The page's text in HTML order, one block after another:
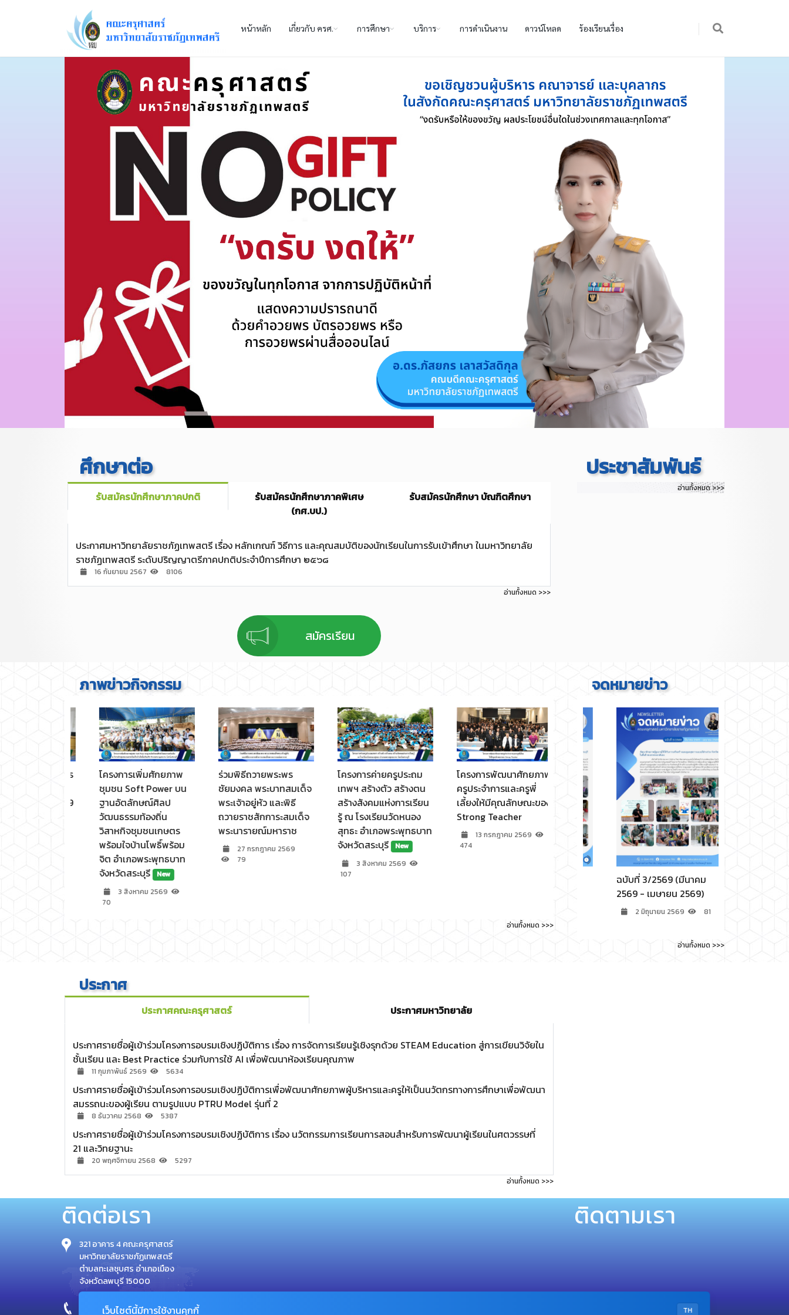
หน้าหลัก เกี่ยวกับ ครศ. การศึกษา บริการ การดำเนินงาน ดาวน์โหลด ร้องเรียนเรื่อง
ศึกษาต่อ
รับสมัครนักศึกษาภาคปกติ
รับสมัครนักศึกษาภาคพิเศษ
(กศ.บป.)
รับสมัครนักศึกษา บัณฑิตศึกษา
ประกาศมหาวิทยาลัยราชภัฏเทพสตรี เรื่อง หลักเกณฑ์ วิธีการ และคุณสมบัติของนักเรียนในการรับเข้าศึกษา ในมหาวิทยาลัย
ราชภัฏเทพสตรี ระดับปริญญาตรีภาคปกติประจำปีการศึกษา ๒๕๖๘
16 กันยายน 2567
8106
อ่านทั้งหมด >>>
สมัครเรียน
ประชาสัมพันธ์
อ่านทั้งหมด >>>
ภาพข่าวกิจกรรม
โครงการเพิ่มศักยภาพ
ชุมชน Soft Power บน
ฐานอัตลักษณ์ศิลป
วัฒนธรรมท้องถิ่น
วิสาหกิจชุมชนเกษตร
พร้อมใจบ้านโพธิ์พร้อม
จิต อำเภอพระพุทธบาท
จังหวัดสระบุรี New
3 สิงหาคม 2569
ร่วมพิธีถวายพระพร
ชัยมงคล พระบาทสมเด็จ
พระเจ้าอยู่หัว และพิธี
ถวายราชสักการะสมเด็จ
พระนารายณ์มหาราช
27 กรกฎาคม 2569
79
โครงการค่ายครูประถม
เทพฯ สร้างตัว สร้างตน
สร้างสังคมแห่งการเรียน
รู้ ณ โรงเรียนวัดหนอง
สุทธะ อำเภอพระพุทธบาท
จังหวัดสระบุรี
New
3 สิงหาคม 2569
โครงการพัฒนาศักยภาพ
ครูประจำการและครูพี่
เลี้ยงให้มีคุณลักษณะของ
Strong Teacher
13 กรกฎาคม 2569
การประชุมคณะกรรมการ
ประจำคณะครุศาสตร์ ครั้ง
ที่ 7/2569
11 กรกฎาคม 2569
นักศึกษาคณะครุศาสตร์
มหาวิทยาลัยราชภัฏเทพ
สตรี เข้ารับทุนการศึกษา
จากพระครูวิธานปริยัติ
คุณ
6 กรกฎาคม 2569
133
อ่านทั้งหมด >>>
จดหมายข่าว
ฉบับที่ 3/2569 (มีนาคม
2569 - เมษายน 2569)
2 มิถุนายน 2569 81
อ่านทั้งหมด >>>
ประกาศ
ประกาศคณะครุศาสตร์ ประกาศมหาวิทยาลัย
ประกาศรายชื่อผู้เข้าร่วมโครงการอบรมเชิงปฏิบัติการ เรื่อง การจัดการเรียนรู้เชิงรุกด้วย STEAM Education สู่การเขียนวิจัยใน
ชั้นเรียน และ Best Practice ร่วมกับการใช้ AI เพื่อพัฒนาห้องเรียนคุณภาพ
11 กุมภาพันธ์ 2569 5634
ประกาศรายชื่อผู้เข้าร่วมโครงการอบรมเชิงปฏิบัติการเพื่อพัฒนาศักยภาพผู้บริหารและครูให้เป็นนวัตกรทางการศึกษาเพื่อพัฒนา
สมรรถนะของผู้เรียน ตามรูปแบบ PTRU Model รุ่นที่ 2
8 ธันวาคม 2568 5387
ประกาศรายชื่อผู้เข้าร่วมโครงการอบรมเชิงปฏิบัติการ เรื่อง นวัตกรรมการเรียนการสอนสำหรับการพัฒนาผู้เรียนในศตวรรษที่
21 และวิทยฐานะ
20 พฤศจิกายน 2568
5297
อ่านทั้งหมด >>>
ติดต่อเรา
321 อาคาร 4 คณะครุศาสตร์
มหาวิทยาลัยราชภัฏเทพสตรี
ตำบลทะเลชุบศร อำเภอเมือง
จังหวัดลพบุรี 15000
โทร : 0-3641-1112
ติดตามเรา
TH
เว็บไซต์นี้มีการใช้งานคุกกี้